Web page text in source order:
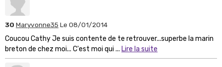
30 Maryvonne35 Le 08/01/2014
Coucou Cathy Je suis contente de te retrouver...superbe la marin
breton de chez moi... C'est moi qui ... Lire la suite